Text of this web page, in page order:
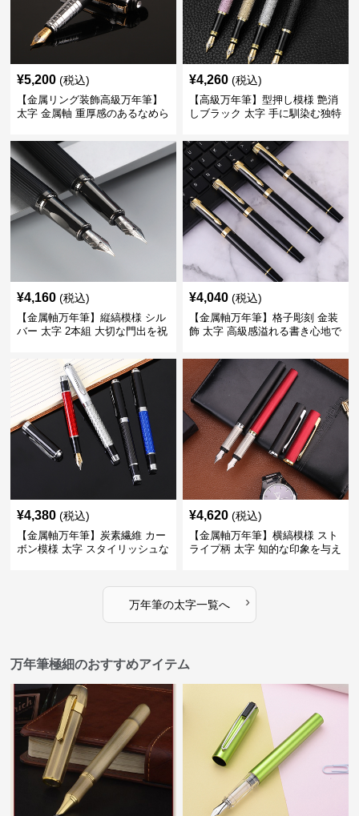
¥5,200 (税込)
【金属リング装飾高級万年筆】
太字 金属軸 重厚感のあるなめら
きに最適
¥4,260 (税込)
【高級万年筆】型押し模様 艶消
しブラック 太字 手に馴染む独特
くい
¥4,160 (税込)
【金属軸万年筆】縦縞模様 シル
バー 太字 2本組 大切な門出を祝
ト
¥4,040 (税込)
【金属軸万年筆】格子彫刻 金装
飾 太字 高級感溢れる書き心地で
¥4,380 (税込)
【金属軸万年筆】炭素繊維 カー
ボン模様 太字 スタイリッシュな
¥4,620 (税込)
【金属軸万年筆】横縞模様 スト
ライプ柄 太字 知的な印象を与え
万年筆の太字一覧へ ›
万年筆極細のおすすめアイテム